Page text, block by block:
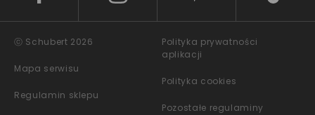
ⓒ Schubert 2026
Mapa serwisu
Regulamin sklepu
Polityka prywatności
aplikacji
Polityka cookies
Pozostałe regulaminy